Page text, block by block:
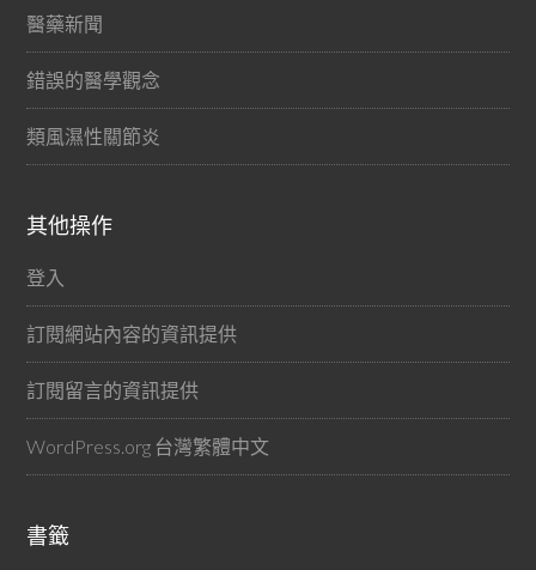
醫藥新聞
錯誤的醫學觀念
類風濕性關節炎
其他操作
登入
訂閱網站內容的資訊提供
訂閱留言的資訊提供
WordPress.org 台灣繁體中文
書籤